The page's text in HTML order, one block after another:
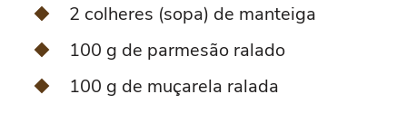
2 colheres (sopa) de manteiga
100 g de parmesão ralado
100 g de muçarela ralada